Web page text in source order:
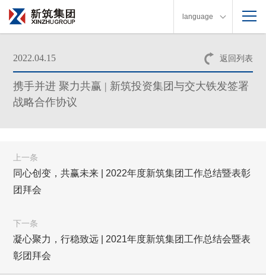
language
返回列表
2022.04.15
携手并进 聚力共赢 | 新筑投资集团与交大铁发签署
战略合作协议
上一条
同心创变，共赢未来 | 2022年度新筑集团工作总结暨表彰
团拜会
下一条
凝心聚力，行稳致远 | 2021年度新筑集团工作总结会暨表
彰团拜会